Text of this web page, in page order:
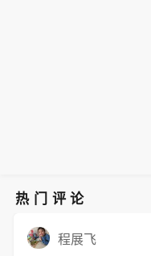
热门评论
程展飞